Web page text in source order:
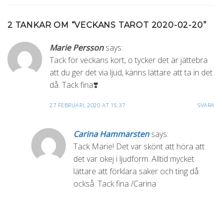
2 TANKAR OM “VECKANS TAROT 2020-02-20”
Marie Persson says:
Tack för veckans kort, o tycker det är jättebra
att du ger det via ljud, känns lättare att ta in det
då. Tack fina❣️
27 FEBRUARI, 2020 AT 15:37 SVARA
Carina Hammarsten says:
Tack Marie! Det var skönt att höra att
det var okej i ljudform. Alltid mycket
lättare att förklara saker och ting då
också. Tack fina /Carina